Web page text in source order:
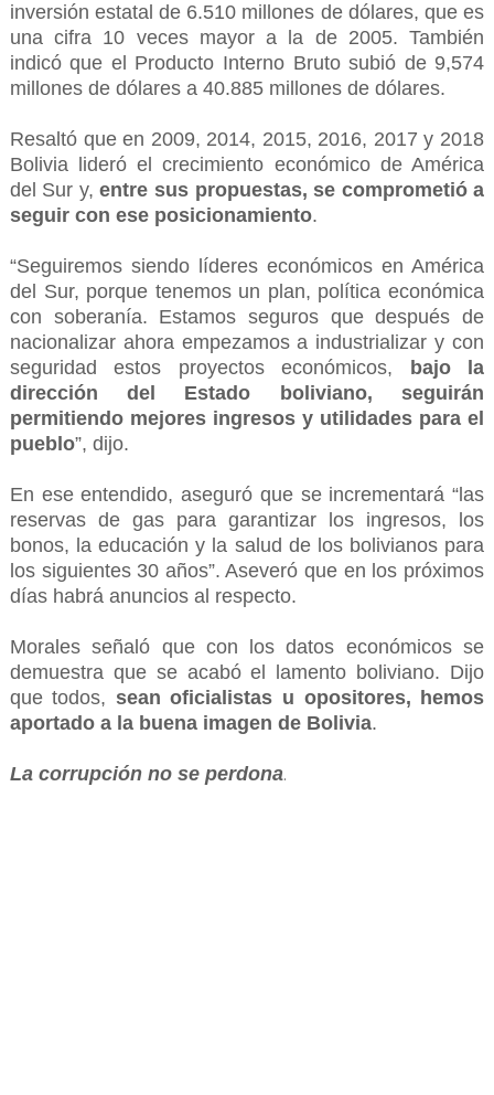
inversión estatal de 6.510 millones de dólares, que es
una cifra 10 veces mayor a la de 2005. También
indicó que el Producto Interno Bruto subió de 9,574
millones de dólares a 40.885 millones de dólares.
Resaltó que en 2009, 2014, 2015, 2016, 2017 y 2018
Bolivia lideró el crecimiento económico de América
del Sur y,entre sus propuestas, se comprometió a
seguir con ese posicionamiento.
“Seguiremos siendo líderes económicos en América
del Sur, porque tenemos un plan, política económica
con soberanía. Estamos seguros que después de
nacionalizar ahora empezamos a industrializar y con
seguridad estos proyectos económicos,
bajo la
dirección del Estado boliviano, seguirán
permitiendo mejores ingresos y utilidades para el
pueblo”, dijo.
En ese entendido, aseguró que se incrementará “las
reservas de gas para garantizar los ingresos, los
bonos, la educación y la salud de los bolivianos para
los siguientes 30 años”. Aseveró que en los próximos
días habrá anuncios al respecto.
Morales señaló que con los datos económicos se
demuestra que se acabó el lamento boliviano. Dijo
que todos, sean oficialistas u opositores, hemos
aportado a la buena imagen de Bolivia.
La corrupción no se perdona.